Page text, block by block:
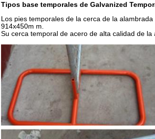
Tipos base temporales de Galvanized
Los pies temporales de la cerca de la
914x450m m.
Su cerca temporal de acero de alta calidad de